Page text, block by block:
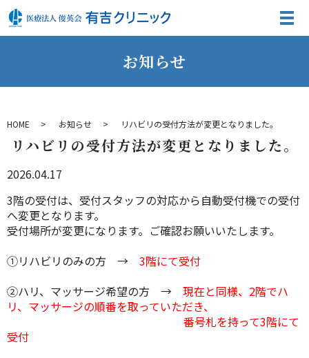
お知らせ
HOME お知らせ リハビリの受付方法が変更となりました。
リハビリの受付方法が変更となりました。
2026.04.17
3階の受付は、受付スタッフの対応から自動受付機での受付
へ変更となります。
受付場所が変更になります。ご確認お願いいたします。
①リハビリのみの方 → 3階にて受付
②ハリ、マッサージ希望の方 → 現在と同様、2階でハ
リ、マッサージの順番を取っていただき、
番号札を持って3階にて
受付